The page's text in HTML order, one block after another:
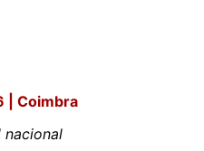
| Coimbra
nacional